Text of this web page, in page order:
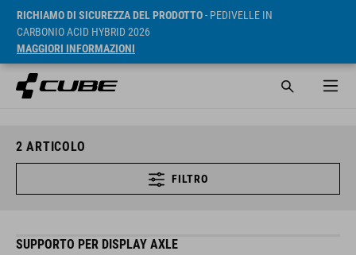
RICHIAMO DI SICUREZZA DEL PRODOTTO- PEDIVELLE IN
CARBONIO ACID HYBRID 2026
MAGGIORI INFORMAZIONI
2 ARTICOLO
FILTRO
SUPPORTO PER DISPLAY AXLE